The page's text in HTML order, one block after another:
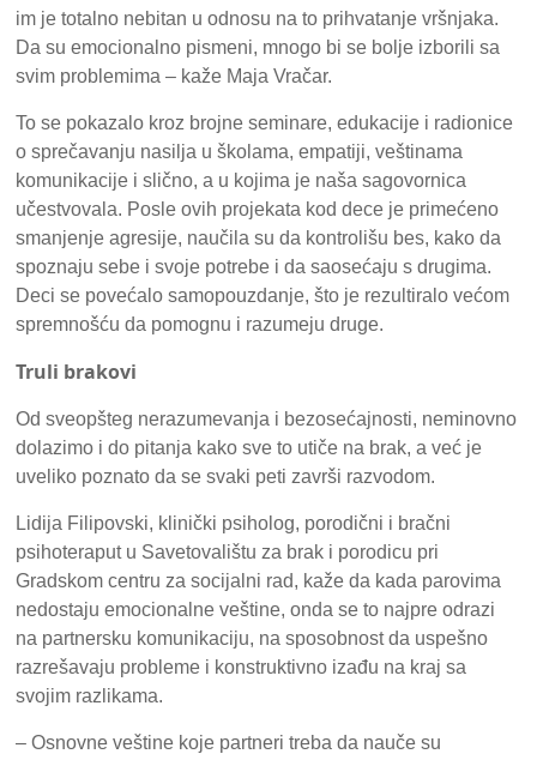
im je totalno nebitan u odnosu na to prihvatanje vršnjaka.
Da su emocionalno pismeni, mnogo bi se bolje izborili sa
svim problemima – kaže Maja Vračar.
To se pokazalo kroz brojne seminare, edukacije i radionice
o sprečavanju nasilja u školama, empatiji, veštinama
komunikacije i slično, a u kojima je naša sagovornica
učestvovala. Posle ovih projekata kod dece je primećeno
smanjenje agresije, naučila su da kontrolišu bes, kako da
spoznaju sebe i svoje potrebe i da saosećaju s drugima.
Deci se povećalo samopouzdanje, što je rezultiralo većom
spremnošću da pomognu i razumeju druge.
Truli brakovi
Od sveopšteg nerazumevanja i bezosećajnosti, neminovno
dolazimo i do pitanja kako sve to utiče na brak, a već je
uveliko poznato da se svaki peti završi razvodom.
Lidija Filipovski, klinički psiholog, porodični i bračni
psihoteraput u Savetovalištu za brak i porodicu pri
Gradskom centru za socijalni rad, kaže da kada parovima
nedostaju emocionalne veštine, onda se to najpre odrazi
na partnersku komunikaciju, na sposobnost da uspešno
razrešavaju probleme i konstruktivno izađu na kraj sa
svojim razlikama.
– Osnovne veštine koje partneri treba da nauče su